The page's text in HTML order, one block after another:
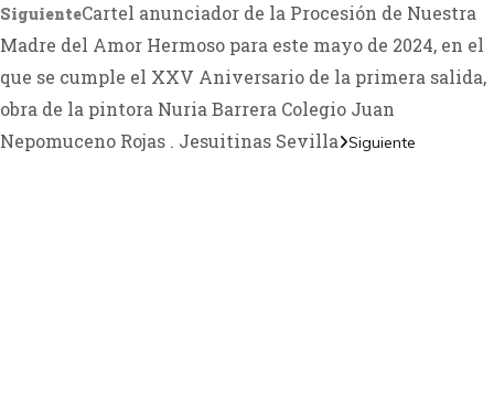
SiguienteCartel anunciador de la Procesión de Nuestra
Madre del Amor Hermoso para este mayo de 2024, en el
que se cumple el XXV Aniversario de la primera salida,
obra de la pintora Nuria Barrera Colegio Juan
Nepomuceno Rojas . Jesuitinas Sevilla Siguiente